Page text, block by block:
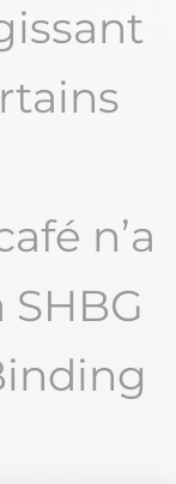
n’a
SHBG